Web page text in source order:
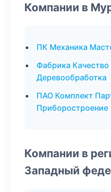
Компании в
ПК Механика
Фабрика
Деревообработка
ПАО Комплект
Приборостроение
Компании в
Западный